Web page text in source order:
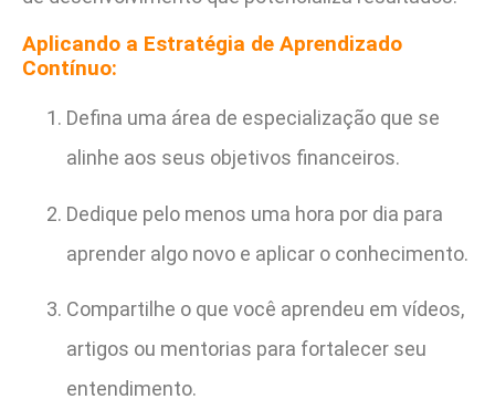
Aplicando a Estratégia de Aprendizado
Contínuo:
Defina uma área de especialização que se
alinhe aos seus objetivos financeiros.
Dedique pelo menos uma hora por dia para
aprender algo novo e aplicar o conhecimento.
Compartilhe o que você aprendeu em vídeos,
artigos ou mentorias para fortalecer seu
entendimento.